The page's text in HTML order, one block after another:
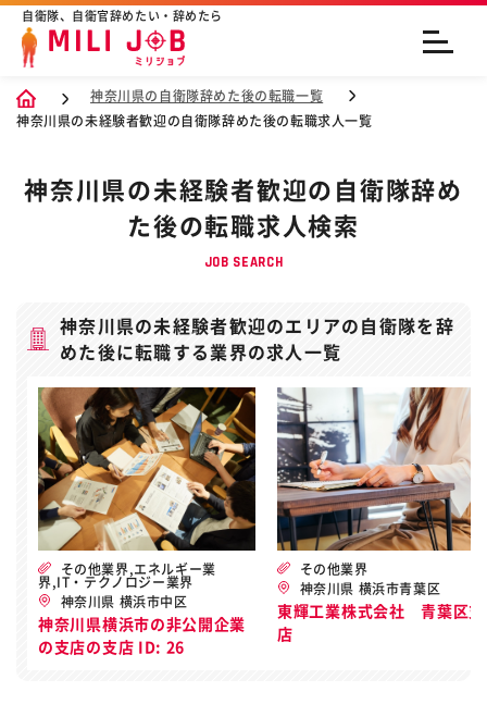
自衛隊、自衛官辞めたい・辞めたら
神奈川県の自衛隊辞めた後の転職一覧
神奈川県の未経験者歓迎の自衛隊辞めた後の転職求人一覧
神奈川県の未経験者歓迎の自衛隊辞め
た後の転職求人検索
JOB SEARCH
神奈川県の未経験者歓迎のエリアの自衛隊を辞
めた後に転職する業界の求人一覧
その他業界,エネルギー業
界,IT・テクノロジー業界
神奈川県 横浜市中区
神奈川県横浜市の非公開企業
の支店の支店 ID: 26
その他業界
神奈川県 横浜市青葉区
東輝工業株式会社 青葉区支
店